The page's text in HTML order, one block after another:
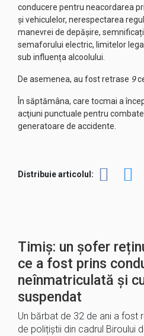
conducere pentru neacordarea
și vehiculelor, nerespectarea
manevrei de depăşire,
semaforului electric, limitelor
sub influența alcoolului.
De asemenea, au fost retrase 9
În săptămâna, care tocmai a
acţiuni punctuale pentru
generatoare de accidente.
Distribuie articolul:
Timiș: un șofer
ce a fost prins
neînmatriculată și
suspendat
Un bărbat de 32 de ani a fost
de polițiștii din cadrul Biroului